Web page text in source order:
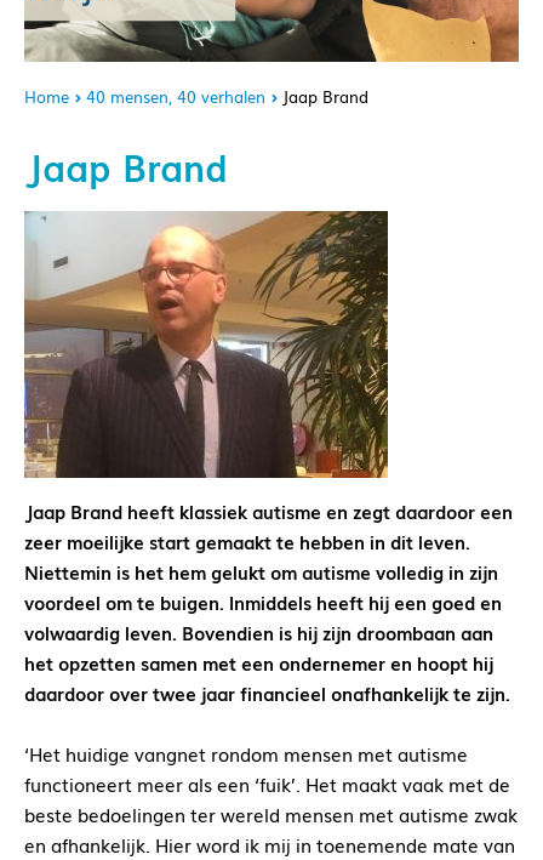
Home 40 mensen, 40 verhalen Jaap Brand
Jaap Brand
Jaap Brand heeft klassiek autisme en zegt daardoor een
zeer moeilijke start gemaakt te hebben in dit leven.
Niettemin is het hem gelukt om autisme volledig in zijn
voordeel om te buigen. Inmiddels heeft hij een goed en
volwaardig leven. Bovendien is hij zijn droombaan aan
het opzetten samen met een ondernemer en hoopt hij
daardoor over twee jaar financieel onafhankelijk te zijn.
‘Het huidige vangnet rondom mensen met autisme
functioneert meer als een ‘fuik’. Het maakt vaak met de
beste bedoelingen ter wereld mensen met autisme zwak
en afhankelijk. Hier word ik mij in toenemende mate van